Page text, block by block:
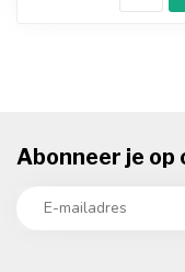
Abonneer je